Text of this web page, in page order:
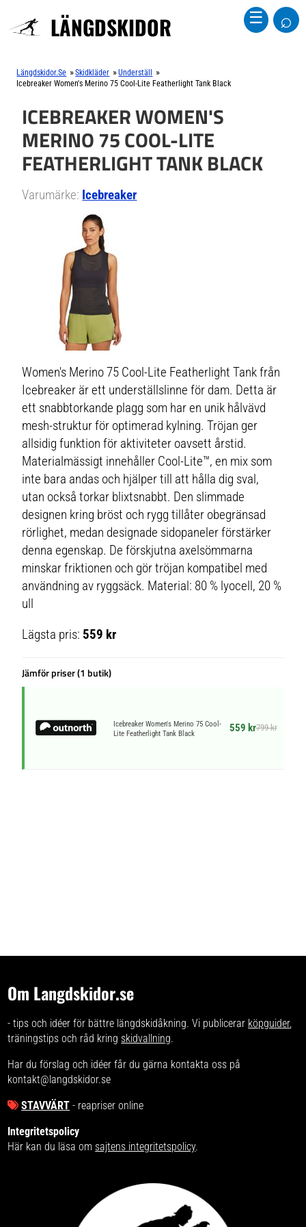
LÄNGDSKIDOR ☰ ⌕
Längdskidor.se »Skidkläder »Underställ »
Icebreaker Women's Merino 75 Cool-Lite Featherlight Tank Black
ICEBREAKER WOMEN'S
MERINO 75 COOL-LITE
FEATHERLIGHT TANK BLACK
Varumärke: Icebreaker
Women's Merino 75 Cool-Lite Featherlight Tank från
Icebreaker är ett underställslinne för dam. Detta är
ett snabbtorkande plagg som har en unik hålvävd
mesh-struktur för optimerad kylning. Tröjan ger
allsidig funktion för aktiviteter oavsett årstid.
Materialmässigt innehåller Cool-Lite™, en mix som
inte bara andas och hjälper till att hålla dig sval,
utan också torkar blixtsnabbt. Den slimmade
designen kring bröst och rygg tillåter obegränsad
rörlighet, medan designade sidopaneler förstärker
denna egenskap. De förskjutna axelsömmarna
minskar friktionen och gör tröjan kompatibel med
användning av ryggsäck. Material: 80 % lyocell, 20 %
ull
Lägsta pris: 559 kr
Jämför priser (1 butik)
Icebreaker Women's Merino 75 Cool-
Lite Featherlight Tank Black
559 kr799 kr
Om Langdskidor.se
- tips och idéer för bättre längdskidåkning. Vi publicerar köpguider,
träningstips och råd kring skidvallning.
Har du förslag och idéer får du gärna kontakta oss på
kontakt@langdskidor.se
STAVVÄRT - reapriser online
Integritetspolicy
Här kan du läsa om sajtens integritetspolicy.